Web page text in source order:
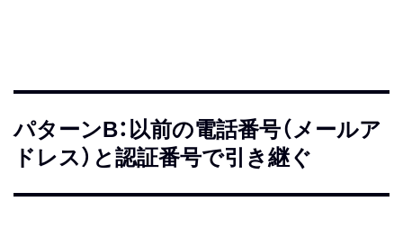
パターンB：以前の電話番号（メールア
ドレス）と認証番号で引き継ぐ